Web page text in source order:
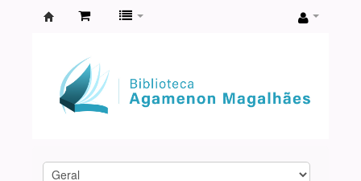
Agamenon
Magalhães